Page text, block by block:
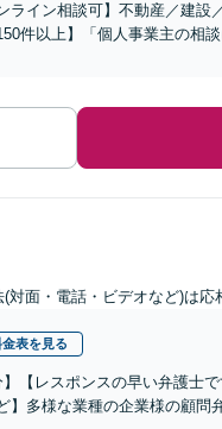
ライン相談可】不動産／建
件以上】「個人事業主の相
(対面・電話・ビデオなど)は応
金表を見る
】【レスポンスの早い弁護士
】多様な業種の企業様の顧